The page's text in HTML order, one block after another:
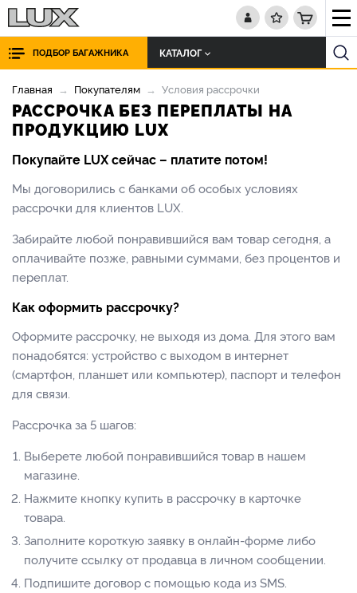
ПОДБОР БАГАЖНИКА КАТАЛОГ
Главная Покупателям Условия рассрочки
РАССРОЧКА БЕЗ ПЕРЕПЛАТЫ НА
ПРОДУКЦИЮ LUX
Покупайте LUX сейчас – платите потом!
Мы договорились с банками об особых условиях
рассрочки для клиентов LUX.
Забирайте любой понравившийся вам товар сегодня, а
оплачивайте позже, равными суммами, без процентов и
переплат.
Как оформить рассрочку?
Оформите рассрочку, не выходя из дома. Для этого вам
понадобятся: устройство с выходом в интернет
(смартфон, планшет или компьютер), паспорт и телефон
для связи.
Рассрочка за 5 шагов:
Выберете любой понравившийся товар в нашем
магазине.
Нажмите кнопку купить в рассрочку в карточке
товара.
Заполните короткую заявку в онлайн-форме либо
получите ссылку от продавца в личном сообщении.
Подпишите договор с помощью кода из SMS.